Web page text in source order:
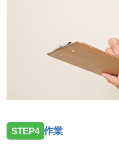
STEP4 作業